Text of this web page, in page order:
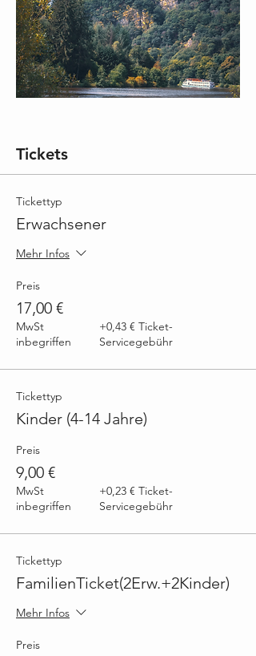
Tickets
Tickettyp
Erwachsener
Mehr Infos
Preis
17,00 €
MwSt
inbegriffen
+0,43 € Ticket-
Servicegebühr
Tickettyp
Kinder (4-14 Jahre)
Preis
9,00 €
MwSt
inbegriffen
+0,23 € Ticket-
Servicegebühr
Tickettyp
FamilienTicket(2Erw.+2Kinder)
Mehr Infos
Preis